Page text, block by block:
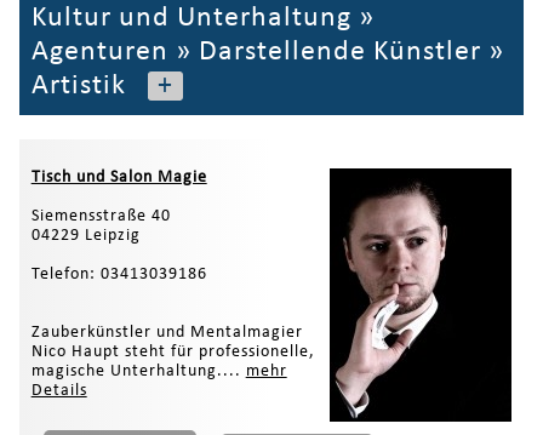
Kultur und Unterhaltung »
Agenturen » Darstellende Künstler »
Artistik
+
Tisch und Salon Magie
Siemensstraße 40
04229 Leipzig
Telefon: 03413039186
Zauberkünstler und Mentalmagier
Nico Haupt steht für professionelle,
magische Unterhaltung.... mehr
Details